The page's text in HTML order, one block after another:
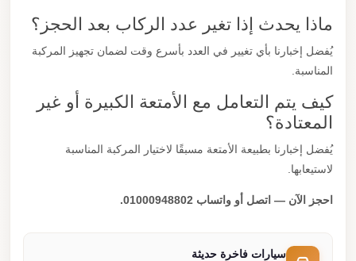
ماذا يحدث إذا تغير عدد الركاب بعد الحجز؟
يُفضل إخبارنا بأي تغيير في العدد بأسرع وقت لضمان تجهيز المركبة
المناسبة.
كيف يتم التعامل مع الأمتعة الكبيرة أو غير
المعتادة؟
يُفضل إخبارنا بطبيعة الأمتعة مسبقًا لاختيار المركبة المناسبة
لاستيعابها.
احجز الآن — اتصل أو واتساب 01000948802.
سيارات فاخرة حديثة